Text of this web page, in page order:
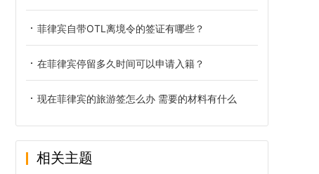
菲律宾自带OTL离境令的签证有哪些？
在菲律宾停留多久时间可以申请入籍？
现在菲律宾的旅游签怎么办 需要的材料有什么
相关主题